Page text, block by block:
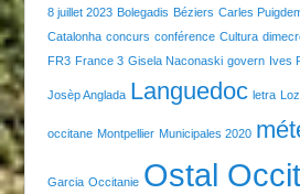
8 juillet 2023 Bolegadis Béziers Carles
Catalonha concurs conférence Cultura
FR3 France 3 Gisela Naconaski govern Ives
Josèp Anglada Languedoc letra
occitane Montpellier Municipales 2020
Garcia Occitanie Ostal